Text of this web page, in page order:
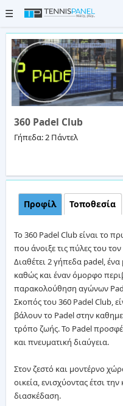
☰
Όλα
γήπεδα
Clubs
Είσοδος
Εγγραφή
Καταχώρηση
Club
Επικοινωνία
Σχετικά
μας
Πολιτική
Δεδομένων
360 Padel Club
Γήπεδα: 2 Πάντελ
Προφίλ Τοποθεσία
To 360 Padel Club είναι το
που άνοιξε τις πύλες του
Διαθέτει 2 γήπεδα padel,
καθώς και έναν όμορφο
παρακολούθηση αγώνων
Σκοπός του 360 Padel Club,
βάλουν το Padel στην
τρόπο ζωής. Το Padel
και πνευματική διαύγεια.
Στον ζεστό και μοντέρνο
οικεία, ενισχύοντας έτσι
διασκέδαση.